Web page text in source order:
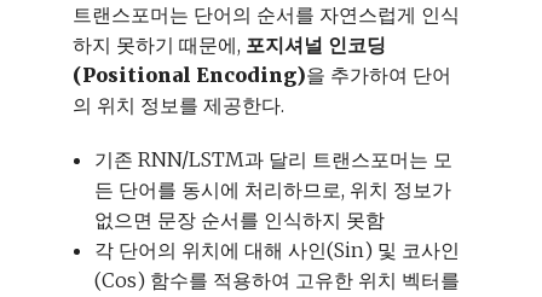
트랜스포머는 단어의 순서를 자연스럽게 인식
하지 못하기 때문에, 포지셔널 인코딩
(Positional Encoding)을 추가하여 단어
의 위치 정보를 제공한다.
기존 RNN/LSTM과 달리 트랜스포머는 모
든 단어를 동시에 처리하므로, 위치 정보가
없으면 문장 순서를 인식하지 못함
각 단어의 위치에 대해 사인(Sin) 및 코사인
(Cos) 함수를 적용하여 고유한 위치 벡터를